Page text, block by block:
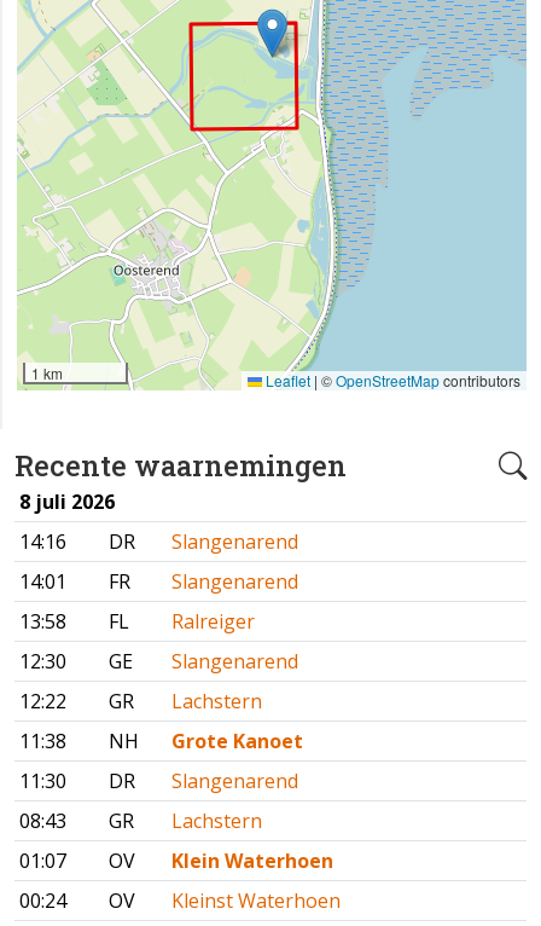
Recente waarnemingen
8 juli 2026
14:16
DR
Slangenarend
14:01
FR
Slangenarend
13:58
FL
Ralreiger
12:30
GE
Slangenarend
12:22
GR
Lachstern
11:38
NH
Grote Kanoet
11:30
DR
Slangenarend
08:43
GR
Lachstern
01:07
OV
Klein Waterhoen
00:24
OV
Kleinst Waterhoen
1 km Leaflet | ©OpenStreetMapcontributors